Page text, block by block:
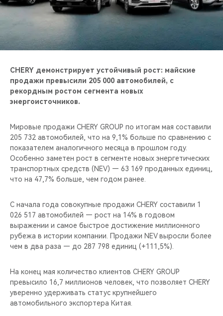
CHERY И СПОРТ
НАШИ МЕРОПРИЯТИЯ
CHERY ДЛЯ ДЕТЕЙ
CHERY демонстрирует устойчивый рост: майские
продажи превысили 205 000 автомобилей, с
рекордным ростом сегмента новых
энергоисточников.
Мировые продажи CHERY GROUP по итогам мая составили
205 732 автомобилей, что на 9,1% больше по сравнению с
показателем аналогичного месяца в прошлом году.
Особенно заметен рост в сегменте новых энергетических
транспортных средств (NEV) — 63 169 проданных единиц,
что на 47,7% больше, чем годом ранее.
С начала года совокупные продажи CHERY составили 1
026 517 автомобилей — рост на 14% в годовом
выражении и самое быстрое достижение миллионного
рубежа в истории компании. Продажи NEV выросли более
чем в два раза — до 287 798 единиц (+111,5%).
На конец мая количество клиентов CHERY GROUP
превысило 16,7 миллионов человек, что позволяет CHERY
уверенно удерживать статус крупнейшего
автомобильного экспортера Китая.